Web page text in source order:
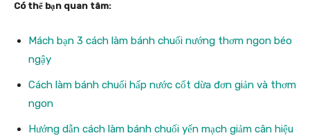
Có thể bạn quan tâm:
Mách bạn 3 cách làm bánh chuối nướng thơm ngon béo
ngậy
Cách làm bánh chuối hấp nước cốt dừa đơn giản và thơm
ngon
Hướng dẫn cách làm bánh chuối yến mạch giảm cân hiệu